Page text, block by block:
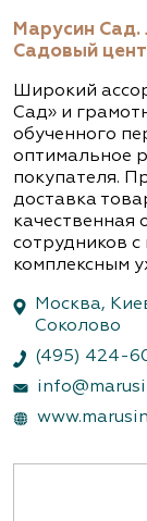
Марусин
Садовый
Широкий
Сад» и
обученного
оптимальное
покупателя.
доставка
сотрудников
комплексным
Москва,
Соколово
(495) 424-